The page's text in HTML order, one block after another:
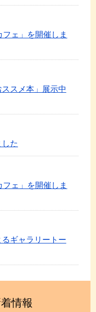
フェ」を開催しま
ススメ本」展示中
た
フェ」を開催しま
ギャラリートー
情報